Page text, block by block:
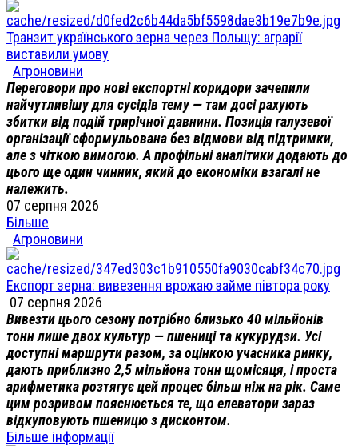
Транзит українського зерна через Польщу: аграрії
виставили умову
Агроновини
Переговори про нові експортні коридори зачепили
найчутливішу для сусідів тему — там досі рахують
збитки від подій трирічної давнини. Позиція галузевої
організації сформульована без відмови від підтримки,
але з чіткою вимогою. А профільні аналітики додають до
цього ще один чинник, який до економіки взагалі не
належить.
07 серпня 2026
Більше
Агроновини
Експорт зерна: вивезення врожаю займе півтора року
07 серпня 2026
Вивезти цього сезону потрібно близько 40 мільйонів
тонн лише двох культур — пшениці та кукурудзи. Усі
доступні маршрути разом, за оцінкою учасника ринку,
дають приблизно 2,5 мільйона тонн щомісяця, і проста
арифметика розтягує цей процес більш ніж на рік. Саме
цим розривом пояснюється те, що елеватори зараз
відкуповують пшеницю з дисконтом.
Більше інформації